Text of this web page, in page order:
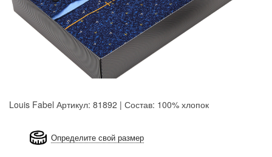
Louis Fabel Артикул: 81892 | Состав: 100% хлопок
Определите свой размер